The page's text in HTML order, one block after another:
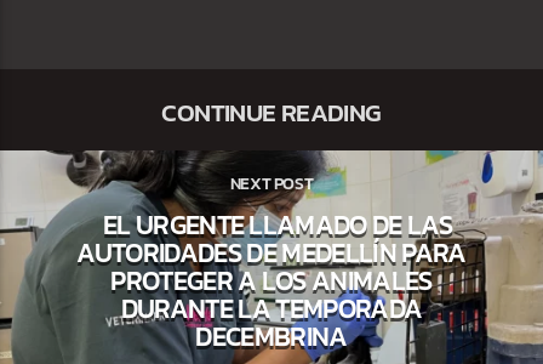
CONTINUE READING
NEXT POST
EL URGENTE LLAMADO DE LAS
AUTORIDADES DE MEDELLÍN PARA
PROTEGER A LOS ANIMALES
DURANTE LA TEMPORADA
DECEMBRINA